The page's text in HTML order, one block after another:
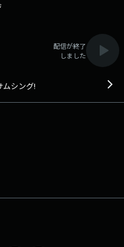
配信が終了
しました
シング!